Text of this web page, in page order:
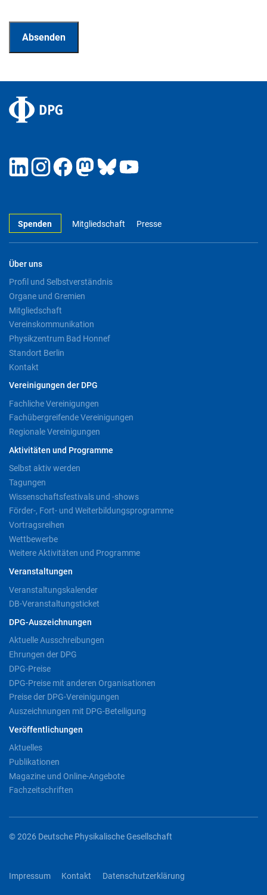
Spenden Mitgliedschaft Presse
Über uns
Profil und Selbstverständnis
Organe und Gremien
Mitgliedschaft
Vereinskommunikation
Physikzentrum Bad Honnef
Standort Berlin
Kontakt
Vereinigungen der DPG
Fachliche Vereinigungen
Fachübergreifende Vereinigungen
Regionale Vereinigungen
Aktivitäten und Programme
Selbst aktiv werden
Tagungen
Wissenschaftsfestivals und -shows
Förder-, Fort- und Weiterbildungsprogramme
Vortragsreihen
Wettbewerbe
Weitere Aktivitäten und Programme
Veranstaltungen
Veranstaltungskalender
DB-Veranstaltungsticket
DPG-Auszeichnungen
Aktuelle Ausschreibungen
Ehrungen der DPG
DPG-Preise
DPG-Preise mit anderen Organisationen
Preise der DPG-Vereinigungen
Auszeichnungen mit DPG-Beteiligung
Veröffentlichungen
Aktuelles
Publikationen
Magazine und Online-Angebote
Fachzeitschriften
© 2026 Deutsche Physikalische Gesellschaft
Impressum Kontakt Datenschutzerklärung